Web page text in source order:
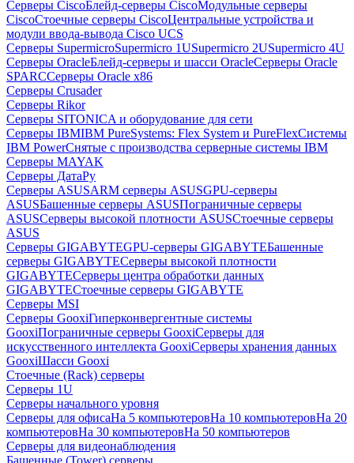
Серверы CiscoБлейд-серверы CiscoМодульные серверы
CiscoСтоечные серверы CiscoЦентральные устройства и
модули ввода-вывода Cisco UCS
Серверы SupermicroSupermicro 1USupermicro 2USupermicro 4U
Серверы OracleБлейд-серверы и шасси OracleСерверы Oracle
SPARCСерверы Oracle x86
Серверы Crusader
Серверы Rikor
Серверы SITONICA и оборудование для сети
Серверы IBMIBM PureSystems: Flex System и PureFlexСистемы
IBM PowerСнятые с производства серверные системы IBM
Серверы MAYAK
Серверы ДатаРу
Серверы ASUSARM серверы ASUSGPU-серверы
ASUSБашенные серверы ASUSПограничные серверы
ASUSСерверы высокой плотности ASUSСтоечные серверы
ASUS
Серверы GIGABYTEGPU-серверы GIGABYTEБашенные
серверы GIGABYTEСерверы высокой плотности
GIGABYTEСерверы центра обработки данных
GIGABYTEСтоечные серверы GIGABYTE
Серверы MSI
Серверы GooxiГиперконвергентные системы
GooxiПограничные серверы GooxiСерверы для
искусственного интеллекта GooxiСерверы хранения данных
GooxiШасси Gooxi
Стоечные (Rack) серверы
Серверы 1U
Серверы начального уровня
Серверы для офисаНа 5 компьютеровНа 10 компьютеровНа 20
компьютеровНа 30 компьютеровНа 50 компьютеров
Серверы для видеонаблюдения
Башенные (Tower) серверы